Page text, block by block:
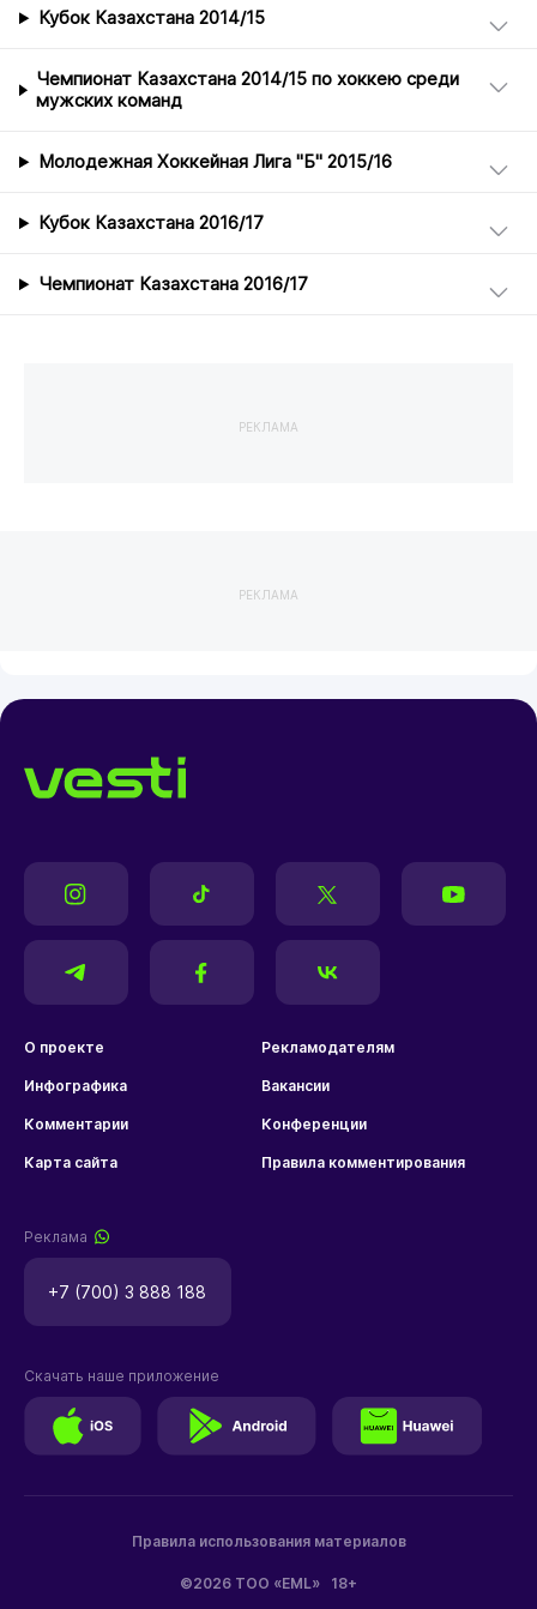
Кубок Казахстана 2014/15
Чемпионат Казахстана 2014/15 по хоккею среди
мужских команд
Молодежная Хоккейная Лига "Б" 2015/16
Кубок Казахстана 2016/17
Чемпионат Казахстана 2016/17
РЕКЛАМА
РЕКЛАМА
О проекте Рекламодателям
Инфографика Вакансии
Комментарии Конференции
Карта сайта Правила комментирования
Реклама
+7 (700) 3 888 188
©2026 ТОО «EML» 18+
Правила использования материалов
Скачать наше приложение